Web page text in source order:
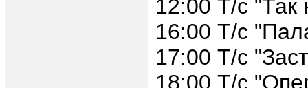
12:00 Т/с "Так
16:00 Т/с
17:00 Т/с
18:00 Т/с